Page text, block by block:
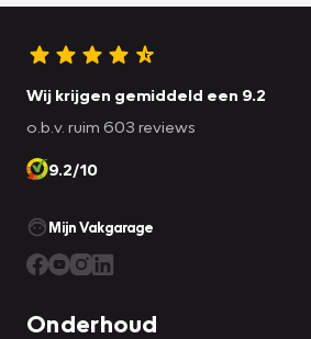
Wij krijgen gemiddeld een 9.2
o.b.v. ruim 603 reviews
9.2/10
Mijn Vakgarage
Onderhoud